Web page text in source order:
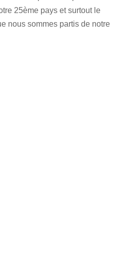
25ème pays et surtout le
nous sommes partis de notre